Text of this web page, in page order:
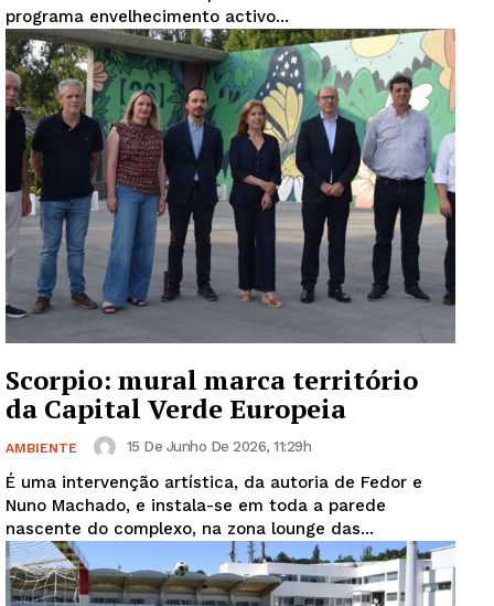
programa envelhecimento activo...
Scorpio: mural marca território
da Capital Verde Europeia
AMBIENTE 15 De Junho De 2026, 11:29h
É uma intervenção artística, da autoria de Fedor e
Nuno Machado, e instala-se em toda a parede
nascente do complexo, na zona lounge das...